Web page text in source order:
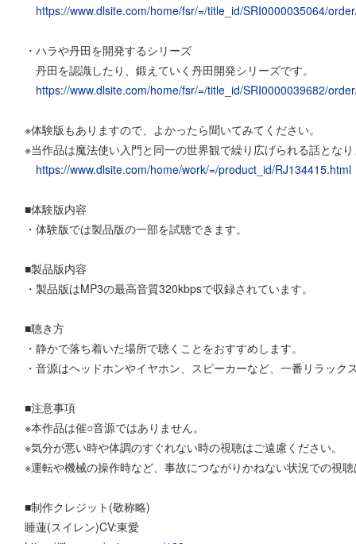
https://www.dlsite.com/home/fsr/=/title_id/SRI0000035064/
・ハラや丹田を開発するシリーズ
丹田を認識したり、鍛えていく丹田開発シリーズです。
https://www.dlsite.com/home/fsr/=/title_id/SRI0000039682/
※体験版もありますので、よかったら聞いてみてください。
※当作品は魔法使い入門と同一の世界観で繰り広げられる話とな
https://www.dlsite.com/home/work/=/product_id/RJ134415.html
■体験版内容
・体験版では製品版の一部を試聴できます。
■製品版内容
・製品版はMP3の最高音質320kbpsで収録されています。
■聴き方
・静かで落ち着いた場所で聴くことをおすすめします。
・音源はヘッドホンやイヤホン、スピーカーなど、一番リラッ
■注意事項
※本作品は催○音源ではありません。
※気分が悪い時や体調のすぐれない時の視聴はご遠慮ください。
※運転や機械の操作時など、事故につながりかねない状況での視
■制作クレジット(敬称略)
睡蓮(スイレン)CV:東愛